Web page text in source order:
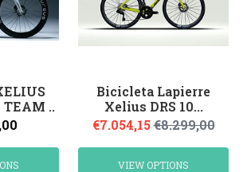
TEAM ..
Bicicleta Lapierre
Xelius DRS 10...
€7.054,15€8.299,00
VIEW OPTIONS